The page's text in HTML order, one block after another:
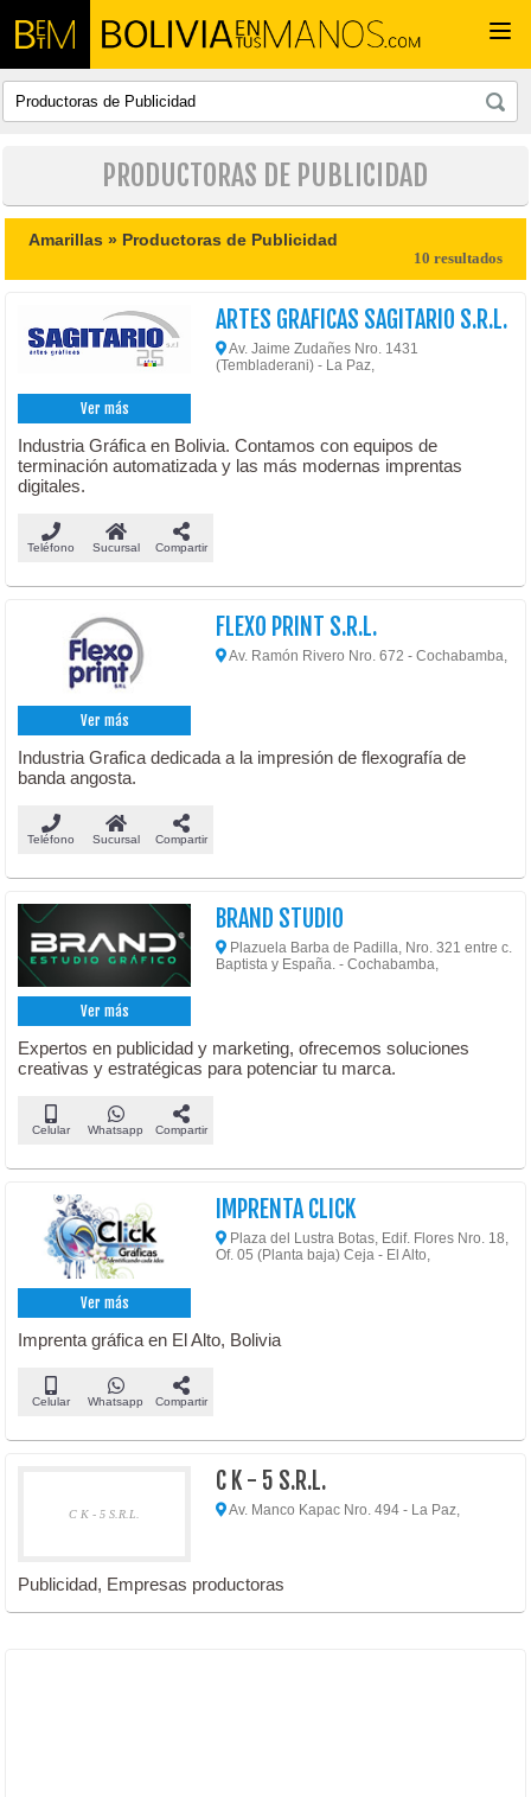
PRODUCTORAS DE PUBLICIDAD
Amarillas » Productoras de Publicidad
10 resultados
Ver más
ARTES GRAFICAS SAGITARIO S.R.L.
Av. Jaime Zudañes Nro. 1431
(Tembladerani) - La Paz,
Industria Gráfica en Bolivia. Contamos con equipos de
terminación automatizada y las más modernas imprentas
digitales.
Teléfono Sucursal Compartir
Ver más
FLEXO PRINT S.R.L.
Av. Ramón Rivero Nro. 672 - Cochabamba,
Industria Grafica dedicada a la impresión de flexografía de
banda angosta.
Teléfono Sucursal Compartir
Ver más
BRAND STUDIO
Plazuela Barba de Padilla, Nro. 321 entre c.
Baptista y España. - Cochabamba,
Expertos en publicidad y marketing, ofrecemos soluciones
creativas y estratégicas para potenciar tu marca.
Celular Whatsapp Compartir
Ver más
IMPRENTA CLICK
Plaza del Lustra Botas, Edif. Flores Nro. 18,
Of. 05 (Planta baja) Ceja - El Alto,
Imprenta gráfica en El Alto, Bolivia
Celular Whatsapp Compartir
C K - 5 S.R.L.
C K - 5 S.R.L.
Av. Manco Kapac Nro. 494 - La Paz,
Publicidad, Empresas productoras